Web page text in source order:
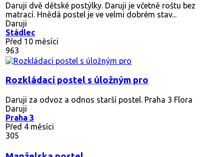
Daruji dvě dětské postýlky. Daruji je včetně roštu bez
matrací. Hnědá postel je ve velmi dobrém stav...
Daruji
Stádlec
Před 10 měsíci
963
Rozkládací postel s úložným pro
Daruji za odvoz a odnos starší postel. Praha 3 Flora
Daruji
Praha 3
Před 4 měsíci
305